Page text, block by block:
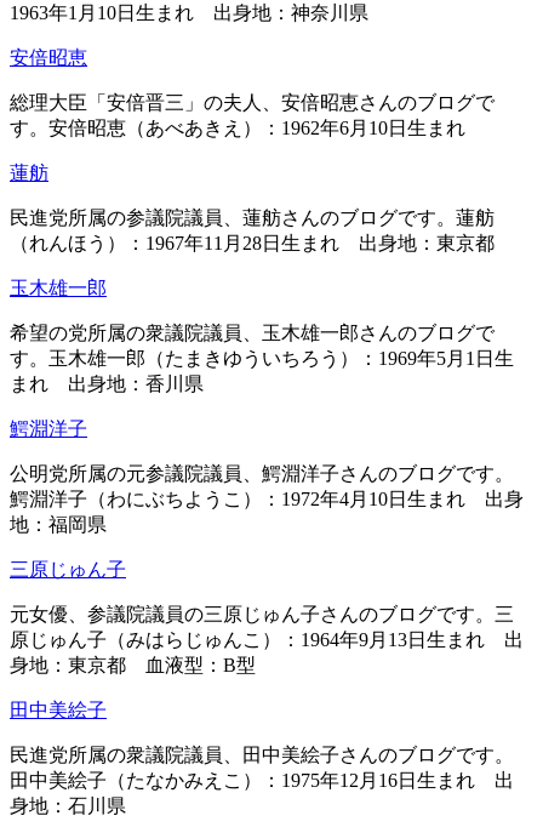
1963年1月10日生まれ 出身地：神奈川県
安倍昭恵
総理大臣「安倍晋三」の夫人、安倍昭恵さんのブログで
す。安倍昭恵（あべあきえ）：1962年6月10日生まれ
蓮舫
民進党所属の参議院議員、蓮舫さんのブログです。蓮舫
（れんほう）：1967年11月28日生まれ 出身地：東京都
玉木雄一郎
希望の党所属の衆議院議員、玉木雄一郎さんのブログで
す。玉木雄一郎（たまきゆういちろう）：1969年5月1日生
まれ 出身地：香川県
鰐淵洋子
公明党所属の元参議院議員、鰐淵洋子さんのブログです。
鰐淵洋子（わにぶちようこ）：1972年4月10日生まれ 出身
地：福岡県
三原じゅん子
元女優、参議院議員の三原じゅん子さんのブログです。三
原じゅん子（みはらじゅんこ）：1964年9月13日生まれ 出
身地：東京都 血液型：B型
田中美絵子
民進党所属の衆議院議員、田中美絵子さんのブログです。
田中美絵子（たなかみえこ）：1975年12月16日生まれ 出
身地：石川県